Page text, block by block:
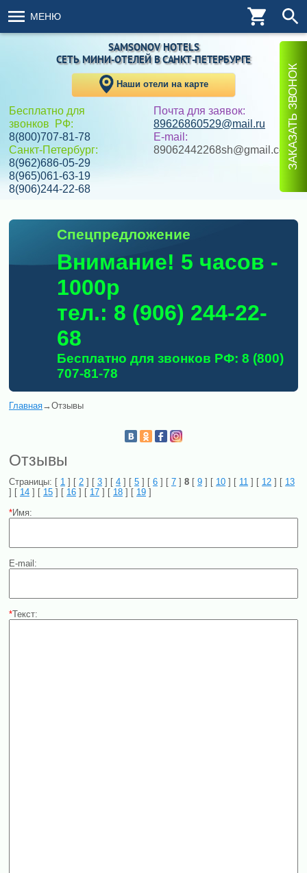
ЗАКАЗАТЬ ЗВОНОК
МЕНЮ
SAMSONOV HOTELS
СЕТЬ МИНИ-ОТЕЛЕЙВ САНКТ-ПЕТЕРБУРГЕ
Наши отели на карте
Бесплатно для
звонков РФ:
8(800)707-81-78
Санкт-Петербург:
8(962)686-05-29
8(965)061-63-19
8(906)244-22-68
Почта для заявок:
89626860529@mail.ru
E-mail:
89062442268sh@gmail.com
Спецпредложение
Внимание! 5 часов -
1000р
тел.: 8 (906) 244-22-
68
Бесплатно для звонков РФ: 8 (800)
707-81-78
Главная→Отзывы
Отзывы
Страницы: [ 1 ] [ 2 ] [ 3 ] [ 4 ] [ 5 ] [ 6 ] [ 7 ] 8 [ 9 ] [ 10 ] [ 11 ] [ 12 ] [ 13
] [ 14 ] [ 15 ] [ 16 ] [ 17 ] [ 18 ] [ 19 ]
*Имя:
E-mail:
*Текст: